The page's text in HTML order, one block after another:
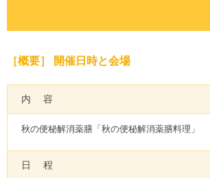
［概要］ 開催日時と会場
内 容
秋の便秘解消薬膳「秋の便秘解消薬膳料理」
日 程